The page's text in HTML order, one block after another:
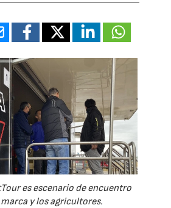
es escenario de encuentro
y los agricultores.